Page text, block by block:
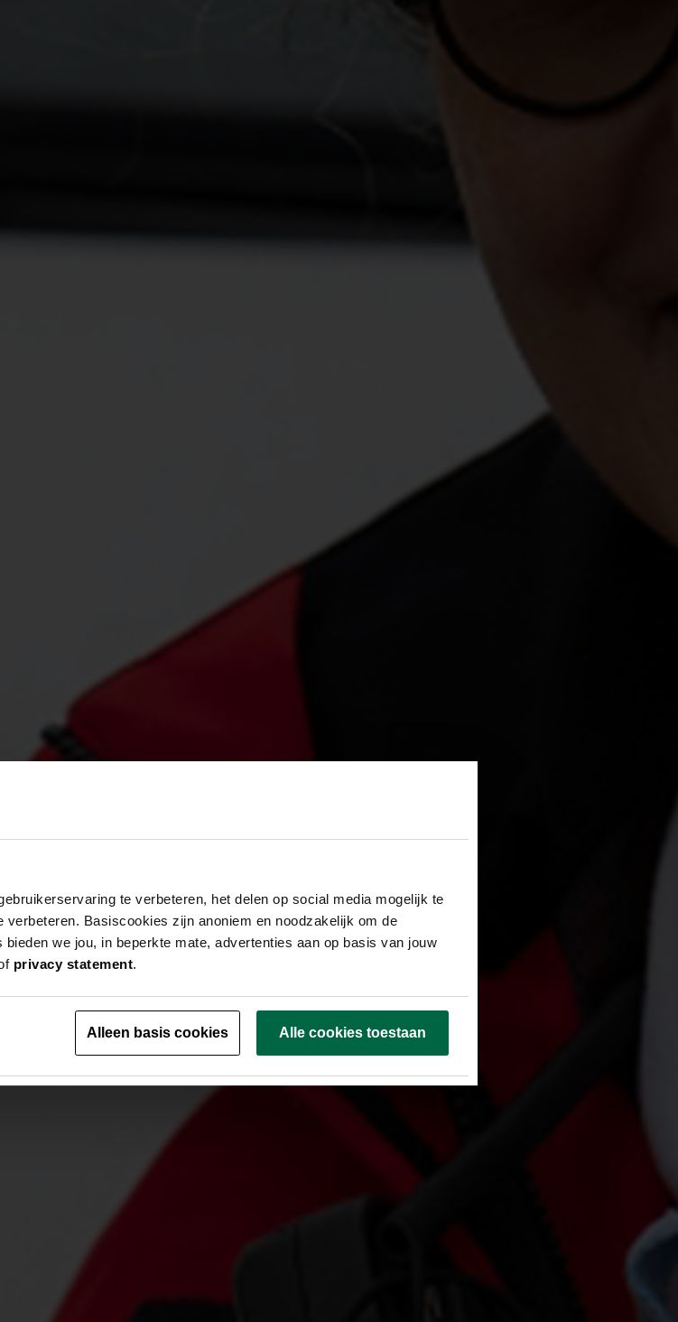
te verbeteren, het delen op social media mogelijk te
Basiscookies zijn anoniem en noodzakelijk om de
we jou, in beperkte mate, advertenties aan op basis van jouw
privacy statement.
Alleen basis cookies Alle cookies toestaan